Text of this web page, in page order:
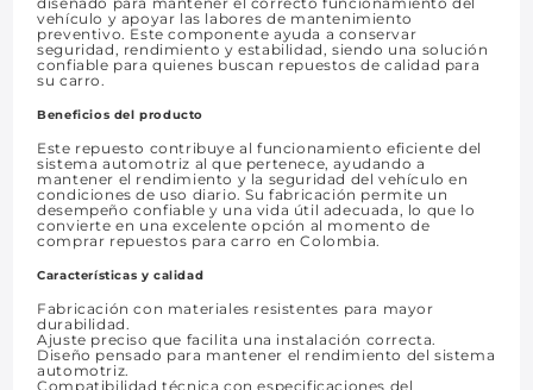
vehículo y apoyar las labores de mantenimiento
preventivo. Este componente ayuda a conservar
seguridad, rendimiento y estabilidad, siendo una solución
confiable para quienes buscan repuestos de calidad para
su carro.
Beneficios del producto
Este repuesto contribuye al funcionamiento eficiente del
sistema automotriz al que pertenece, ayudando a
mantener el rendimiento y la seguridad del vehículo en
condiciones de uso diario. Su fabricación permite un
desempeño confiable y una vida útil adecuada, lo que lo
convierte en una excelente opción al momento de
comprar repuestos para carro en Colombia.
Características y calidad
Fabricación con materiales resistentes para mayor
durabilidad.
Ajuste preciso que facilita una instalación correcta.
Diseño pensado para mantener el rendimiento del sistema
automotriz.
Compatibilidad técnica con especificaciones del